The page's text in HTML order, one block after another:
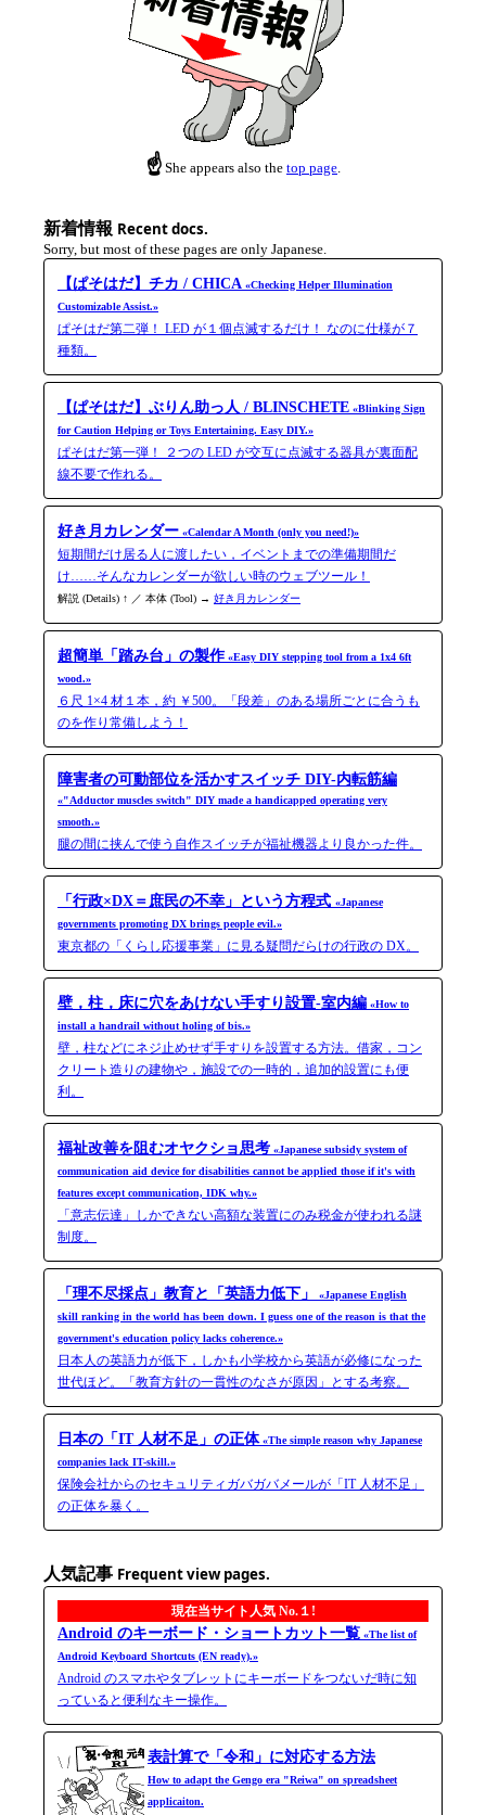
☝ She appears also the top page.
新着情報 Recent docs.
Sorry, but most of these pages are only Japanese.
【ぱそはだ】チカ / CHICA «Checking Helper Illumination
Customizable Assist.»
ぱそはだ第二弾！ LED が１個点滅するだけ！ なのに仕様が７
種類。
【ぱそはだ】ぶりん助っ人 / BLINSCHETE «Blinking Sign
for Caution Helping or Toys Entertaining. Easy DIY.»
ぱそはだ第一弾！ ２つの LED が交互に点滅する器具が裏面配
線不要で作れる。
好き月カレンダー «Calendar A Month (only you need!)»
短期間だけ居る人に渡したい，イベントまでの準備期間だ
け……そんなカレンダーが欲しい時のウェブツール！
解説 (Details) ↑ ／ 本体 (Tool) → 好き月カレンダー
超簡単「踏み台」の製作 «Easy DIY stepping tool from a 1x4 6ft
wood.»
６尺 1×4 材１本，約 ￥500。「段差」のある場所ごとに合うも
のを作り常備しよう！
障害者の可動部位を活かすスイッチ DIY-内転筋編
«"Adductor muscles switch" DIY made a handicapped operating very
smooth.»
腿の間に挟んで使う自作スイッチが福祉機器より良かった件。
「行政×DX＝庶民の不幸」という方程式 «Japanese
governments promoting DX brings people evil.»
東京都の「くらし応援事業」に見る疑問だらけの行政の DX。
壁，柱，床に穴をあけない手すり設置-室内編 «How to
install a handrail without holing of bis.»
壁，柱などにネジ止めせず手すりを設置する方法。借家，コン
クリート造りの建物や，施設での一時的，追加的設置にも便
利。
福祉改善を阻むオヤクショ思考 «Japanese subsidy system of
communication aid device for disabilities cannot be applied those if it's with
features except communication, IDK why.»
「意志伝達」しかできない高額な装置にのみ税金が使われる謎
制度。
「理不尽採点」教育と「英語力低下」
«Japanese English
skill ranking in the world has been down. I guess one of the reason is that the
government's education policy lacks coherence.»
日本人の英語力が低下，しかも小学校から英語が必修になった
世代ほど。「教育方針の一貫性のなさが原因」とする考察。
日本の「IT 人材不足」の正体«The simple reason why Japanese
companies lack IT-skill.»
保険会社からのセキュリティガバガバメールが「IT 人材不足」
の正体を暴く。
人気記事 Frequent view pages.
現在当サイト人気 No.１!
Android のキーボード・ショートカット一覧 «The list of
Android Keyboard Shortcuts (EN ready).»
Android のスマホやタブレットにキーボードをつないだ時に知
っていると便利なキー操作。
表計算で「令和」に対応する方法
How to adapt the Gengo era "Reiwa" on spreadsheet
applicaiton.